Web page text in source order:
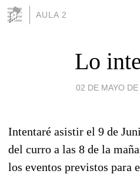
AULA 2
Lo
02 DE MAYO
Intentaré asistir el 9 de
del curro a las 8 de la
los eventos previstos para